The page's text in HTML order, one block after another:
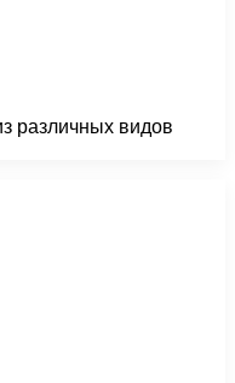
различных видов